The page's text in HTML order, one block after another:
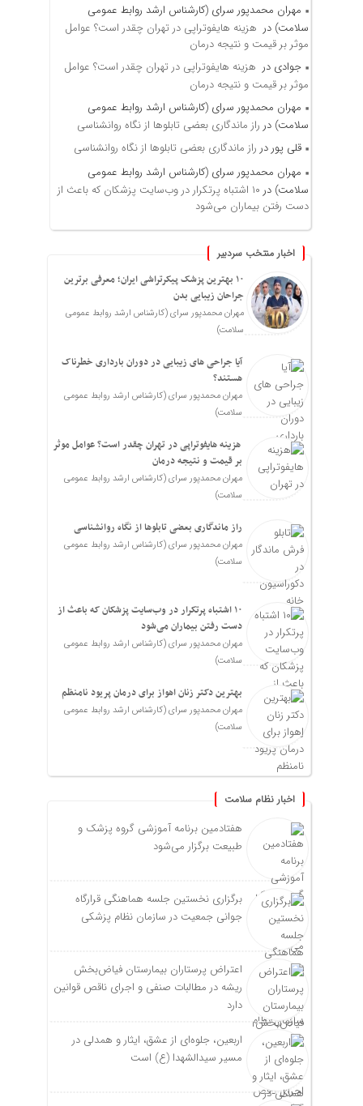
مهران محمدپور سرای (کارشناس ارشد روابط عمومی
سلامت) در هزینه هایفوتراپی در تهران چقدر است؟ عوامل
موثر بر قیمت و نتیجه درمان
جوادی در هزینه هایفوتراپی در تهران چقدر است؟ عوامل
موثر بر قیمت و نتیجه درمان
مهران محمدپور سرای (کارشناس ارشد روابط عمومی
سلامت) در راز ماندگاری بعضی تابلوها از نگاه روانشناسی
قلی پور در راز ماندگاری بعضی تابلوها از نگاه روانشناسی
مهران محمدپور سرای (کارشناس ارشد روابط عمومی
سلامت) در
۱۰ اشتباه پرتکرار در وب‌سایت پزشکان که باعث از
دست رفتن بیماران می‌شود
اخبار منتخب سردبیر
۱۰ بهترین پزشک پیکرتراشی ایران؛ معرفی برترین
جراحان زیبایی بدن
مهران محمدپور سرای (کارشناس ارشد روابط عمومی
سلامت)
آیا جراحی های زیبایی در دوران بارداری خطرناک
هستند؟
مهران محمدپور سرای (کارشناس ارشد روابط عمومی
سلامت)
هزینه هایفوتراپی در تهران چقدر است؟ عوامل موثر
بر قیمت و نتیجه درمان
مهران محمدپور سرای (کارشناس ارشد روابط عمومی
سلامت)
راز ماندگاری بعضی تابلوها از نگاه روانشناسی
مهران محمدپور سرای (کارشناس ارشد روابط عمومی
سلامت)
۱۰ اشتباه پرتکرار در وب‌سایت پزشکان که باعث از
دست رفتن بیماران می‌شود
مهران محمدپور سرای (کارشناس ارشد روابط عمومی
سلامت)
بهترین دکتر زنان اهواز برای درمان پریود نامنظم
مهران محمدپور سرای (کارشناس ارشد روابط عمومی
سلامت)
اخبار نظام سلامت
هفتادمین برنامه آموزشی گروه پزشک و
طبیعت برگزار می‌شود
برگزاری نخستین جلسه هماهنگی قرارگاه
جوانی جمعیت در سازمان نظام پزشکی
اعتراض پرستاران بیمارستان فیاض‌بخش
ریشه در مطالبات صنفی و اجرای ناقص قوانین
دارد
اربعین، جلوه‌ای از عشق، ایثار و همدلی در
مسیر سیدالشهدا (ع) است